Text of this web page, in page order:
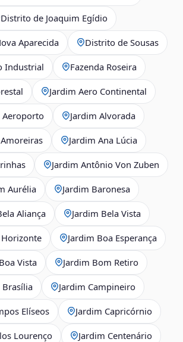
Distrito de Joaquim Egídio
Aparecida Distrito de Sousas
Industrial Fazenda Roseira
Jardim Aero Continental
Aeroporto Jardim Alvorada
Jardim Ana Lúcia
Jardim Antônio Von Zuben
Aurélia Jardim Baronesa
Aliança Jardim Bela Vista
Jardim Boa Esperança
Vista Jardim Bom Retiro
Brasília Jardim Campineiro
Elíseos Jardim Capricórnio
Lourenço Jardim Centenário